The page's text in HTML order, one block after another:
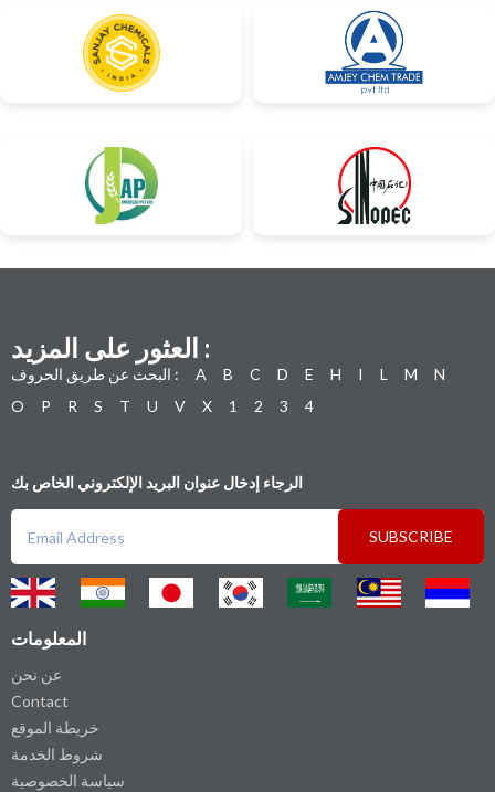
العثور على المزيد :
البحث عن طريق الحروف : A B C D E H I L M
N
O
P R S T U V X 1 2 3 4
الرجاء إدخال عنوان البريد الإلكتروني الخاص بك
SUBSCRIBE
المعلومات
عن نحن
Contact
خريطة الموقع
شروط الخدمة
سياسة الخصوصية